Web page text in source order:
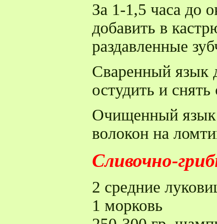
За 1-1,5 часа до
добавить в
раздавленные
Сваренный язык
остудить и
Очищенный язык
волокон на
Сливочно-
2 средние
1 морковь